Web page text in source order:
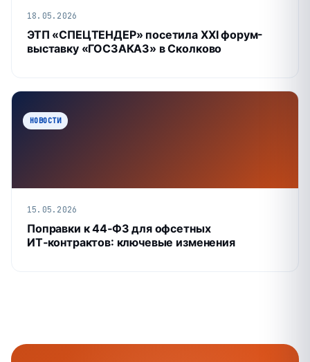
18.05.2026
ЭТП «СПЕЦТЕНДЕР» посетила XXI форум-
выставку «ГОСЗАКАЗ» в Сколково
НОВОСТИ
15.05.2026
Поправки к 44‑ФЗ для офсетных
ИТ‑контрактов: ключевые изменения